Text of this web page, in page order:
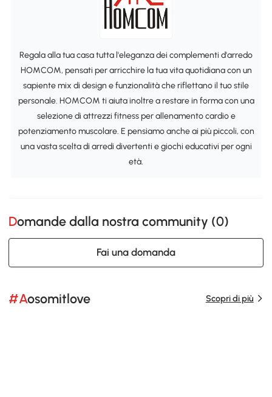
Regala alla tua casa tutta l'eleganza dei complementi d'arredo
HOMCOM, pensati per arricchire la tua vita quotidiana con un
sapiente mix di design e funzionalità che riflettano il tuo stile
personale. HOMCOM ti aiuta inoltre a restare in forma con una
selezione di attrezzi fitness per allenamento cardio e
potenziamento muscolare. E pensiamo anche ai più piccoli, con
una vasta scelta di arredi divertenti e giochi educativi per ogni
età.
Domande dalla nostra community (0)
Fai una domanda
#Aosomitlove Scopri di più